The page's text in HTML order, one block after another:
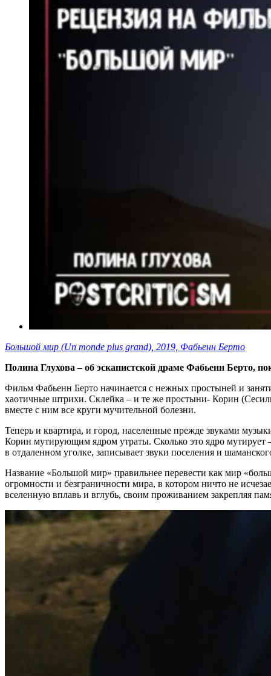
Большой мир (Un monde plus grand), 2019, Фабьенн Берто
Полина Глухова – об эскапистской драме Фабьенн Берто,
Фильм Фабьенн Берто начинается с нежных простыней и
хаотичные штрихи. Склейка – и те же простыни- Корин
вместе с ним все круги мучительной болезни.
Теперь и квартира, и город, населенные прежде звуками
Корин мутирующим ядром утраты. Сколько это ядро мутирует
в отдаленном уголке, записывает звуки поселения и
Название «Большой мир» правильнее перевести как мир
огромности и безграничности мира, в котором ничто не
вселенную вплавь и вглубь, своим проживанием закрепляя